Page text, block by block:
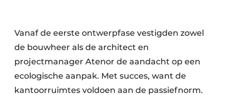
Vanaf de eerste ontwerpfase vestigden zowel
de bouwheer als de architect en
projectmanager Atenor de aandacht op een
ecologische aanpak. Met succes, want de
kantoorruimtes voldoen aan de passiefnorm.